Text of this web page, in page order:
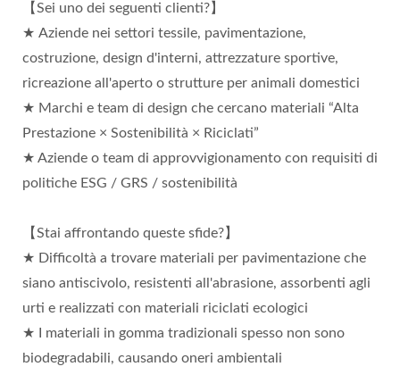
【Sei uno dei seguenti clienti?】
★ Aziende nei settori tessile, pavimentazione,
costruzione, design d'interni, attrezzature sportive,
ricreazione all'aperto o strutture per animali domestici
★ Marchi e team di design che cercano materiali “Alta
Prestazione × Sostenibilità × Riciclati”
★ Aziende o team di approvvigionamento con requisiti di
politiche ESG / GRS / sostenibilità
【Stai affrontando queste sfide?】
★ Difficoltà a trovare materiali per pavimentazione che
siano antiscivolo, resistenti all'abrasione, assorbenti agli
urti e realizzati con materiali riciclati ecologici
★ I materiali in gomma tradizionali spesso non sono
biodegradabili, causando oneri ambientali